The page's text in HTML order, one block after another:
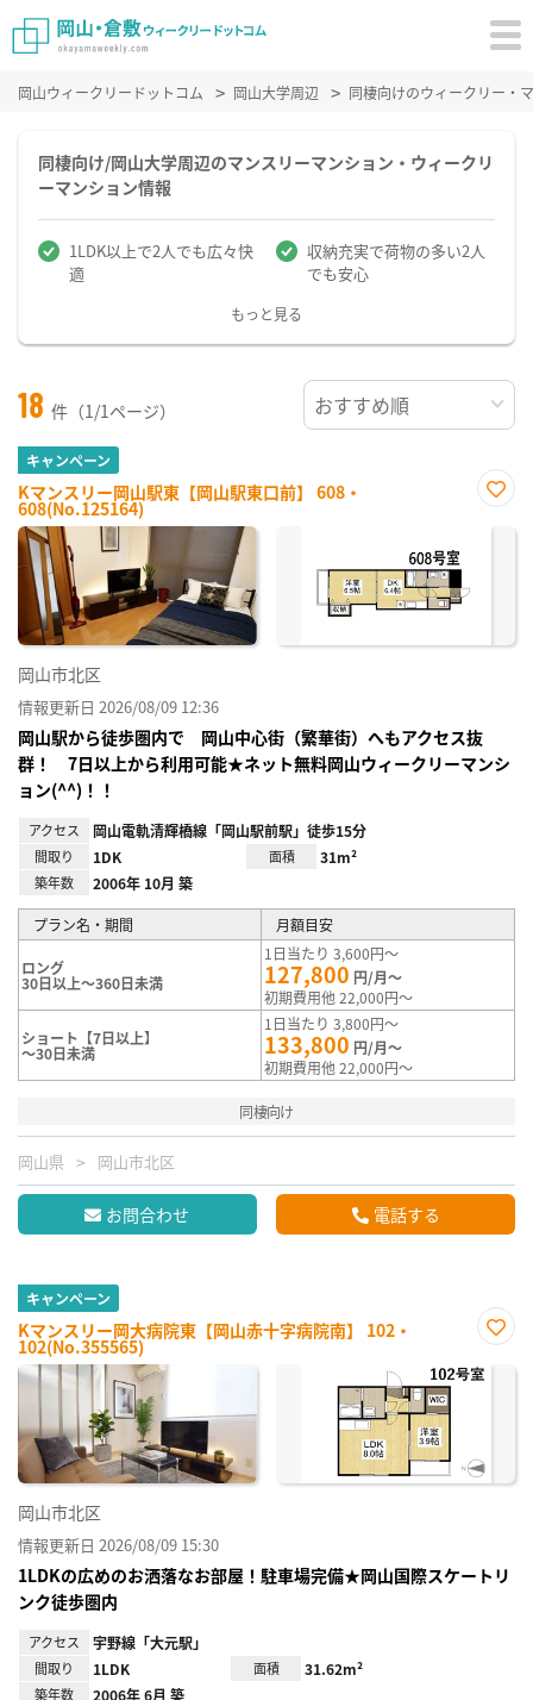
岡山ウィークリードットコム 岡山大学周辺 同棲向けのウィークリー・
同棲向け/岡山大学周辺のマンスリーマンション・ウィークリ
ーマンション情報
1LDK以上で2人でも広々快
適
収納充実で荷物の多い2人
でも安心
もっと見る
18 件（1/1ページ）
キャンペーン
Kマンスリー岡山駅東【岡山駅東口前】 608・
608(No.125164)
に入
岡山市北区
情報更新日 2026/08/09 12:36
岡山駅から徒歩圏内で 岡山中心街（繁華街）へもアクセス抜
群！ 7日以上から利用可能★ネット無料岡山ウィークリーマンシ
ョン(^^)！！
アクセス 岡山電軌清輝橋線「岡山駅前駅」徒歩15分
間取り 1DK 面積 31m²
築年数 2006年 10月 築
プラン名・期間 月額目安
ロング
30日以上～360日未満
1日当たり 3,600円～
127,800 円/月～
初期費用他 22,000円～
ショート【7日以上】
～30日未満
1日当たり 3,800円～
133,800 円/月～
初期費用他 22,000円～
同棲向け
岡山県 岡山市北区
お問合わせ 電話する
キャンペーン
Kマンスリー岡大病院東【岡山赤十字病院南】 102・
102(No.355565)
に入
り登
岡山市北区
情報更新日 2026/08/09 15:30
1LDKの広めのお洒落なお部屋！駐車場完備★岡山国際スケートリ
ンク徒歩圏内
アクセス 宇野線「大元駅」
間取り 1LDK 面積 31.62m²
築年数 2006年 6月 築